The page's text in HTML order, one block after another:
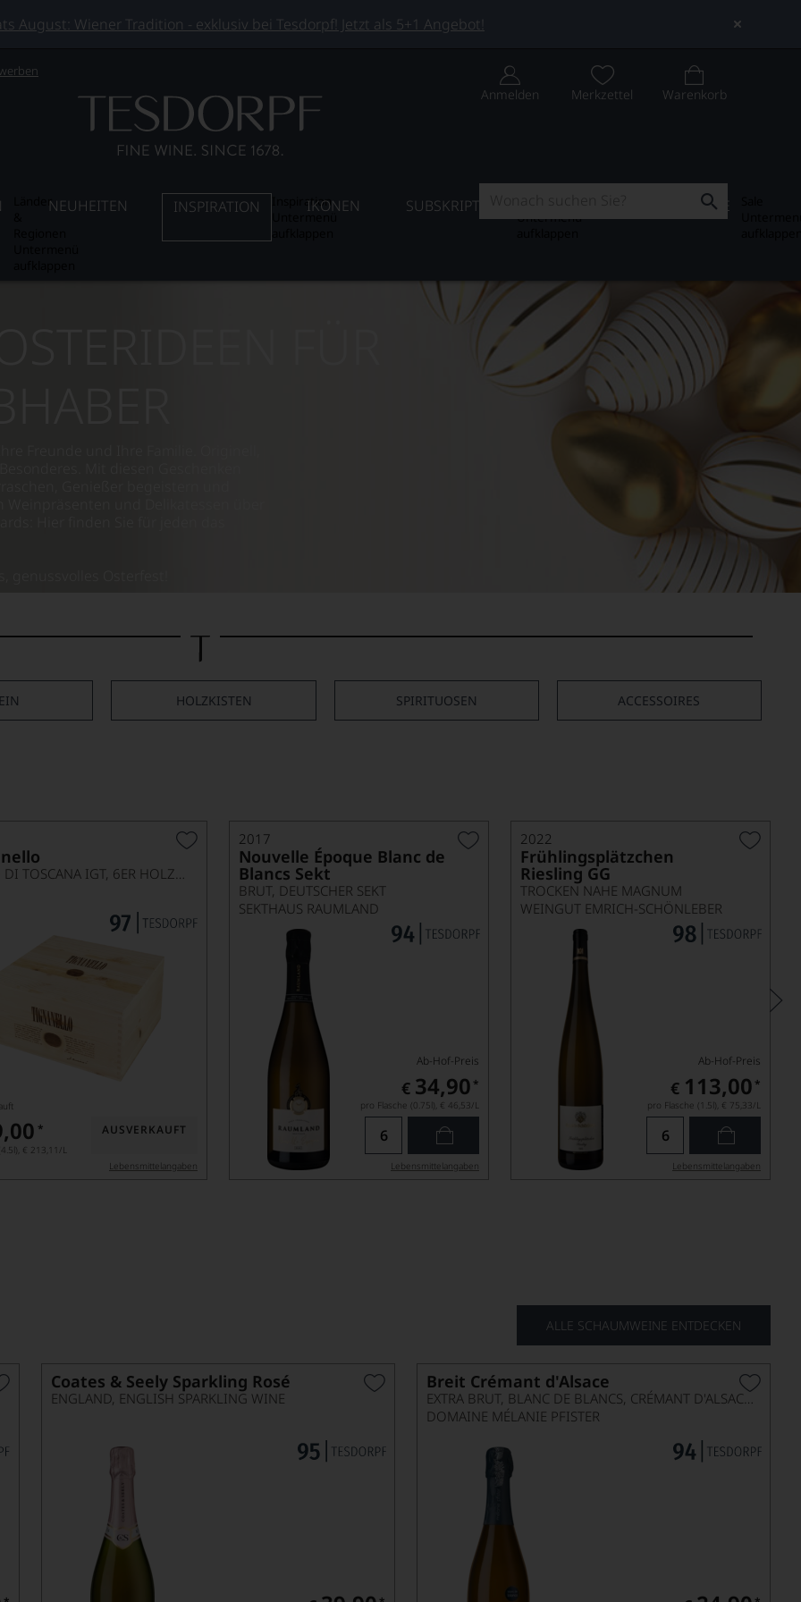
August: Wiener Tradition - exklusiv bei Tesdorpf! Jetzt als 5+1 Angebot!
Anmelden Merkzettel Warenkorb
LänderNEUHEITEN INSPIRATION
InspirationIKONEN SUBSKRIPTION
Untermenü
SALE
HOLZKISTEN SPIRITUOSEN ACCESSOIRES
ROSSO DI TOSCANA IGT, 6ER HOLZKISTE
*
€ 213,11 /L
AUSVERKAUFT
Lebensmittel­angaben
2017
Nouvelle Époque Blanc de
Blancs Sekt
BRUT, DEUTSCHER SEKT
SEKTHAUS RAUMLAND
Ab-Hof-Preis
€ 34,90 *
pro Flasche (0.75l), € 46,53/L
Lebensmittel­angaben
2022
Frühlingsplätzchen
Riesling GG
TROCKEN NAHE MAGNUM
WEINGUT EMRICH-SCHÖNLEBER
Ab-Hof-Preis
€ 113,00 *
pro Flasche (1.5l), € 75,33/L
Lebensmittel­angaben
Coates & Seely Sparkling Rosé
ENGLAND, ENGLISH SPARKLING WINE
Breit Crémant d'Alsace
EXTRA BRUT, BLANC DE BLANCS, CRÉMANT D'ALSACE AOP
DOMAINE MÉLANIE PFISTER
ALLE SCHAUMWEINE ENTDECKEN